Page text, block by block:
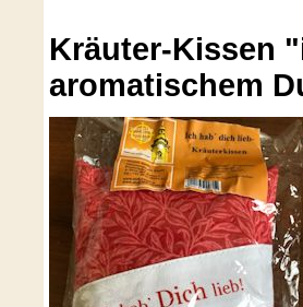
Kräuter-Kissen
aromatischem